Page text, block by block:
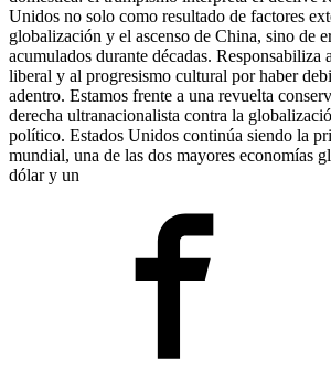
Unidos no solo como resultado de factores
globalización y el ascenso de China, sino de
acumulados durante décadas. Responsabiliza
liberal y al progresismo cultural por haber
adentro. Estamos frente a una revuelta
derecha ultranacionalista contra la
político. Estados Unidos continúa siendo la
mundial, una de las dos mayores economías
dólar y un